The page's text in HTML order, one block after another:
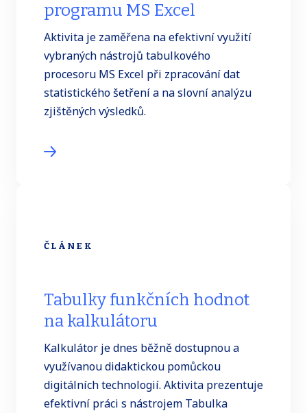
programu MS Excel
Aktivita je zaměřena na efektivní využití
vybraných nástrojů tabulkového
procesoru MS Excel při zpracování dat
statistického šetření a na slovní analýzu
zjištěných výsledků.
ČLÁNEK
Tabulky funkčních hodnot
na kalkulátoru
Kalkulátor je dnes běžně dostupnou a
využívanou didaktickou pomůckou
digitálních technologií. Aktivita prezentuje
efektivní práci s nástrojem Tabulka